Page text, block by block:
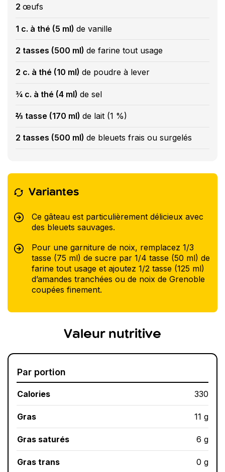
2 œufs
1 c. à thé (5 ml) de vanille
2 tasses (500 ml) de farine tout usage
2 c. à thé (10 ml) de poudre à lever
¾ c. à thé (4 ml) de sel
⅔ tasse (170 ml) de lait (1 %)
2 tasses (500 ml) de bleuets frais ou surgelés
Variantes
Ce gâteau est particulièrement délicieux avec
des bleuets sauvages.
Pour une garniture de noix, remplacez 1/3
tasse (75 ml) de sucre par 1/4 tasse (50 ml) de
farine tout usage et ajoutez 1/2 tasse (125 ml)
d’amandes tranchées ou de noix de Grenoble
coupées finement.
Valeur nutritive
Par portion
Calories 330
Gras 11 g
Gras saturés 6 g
Gras trans 0 g